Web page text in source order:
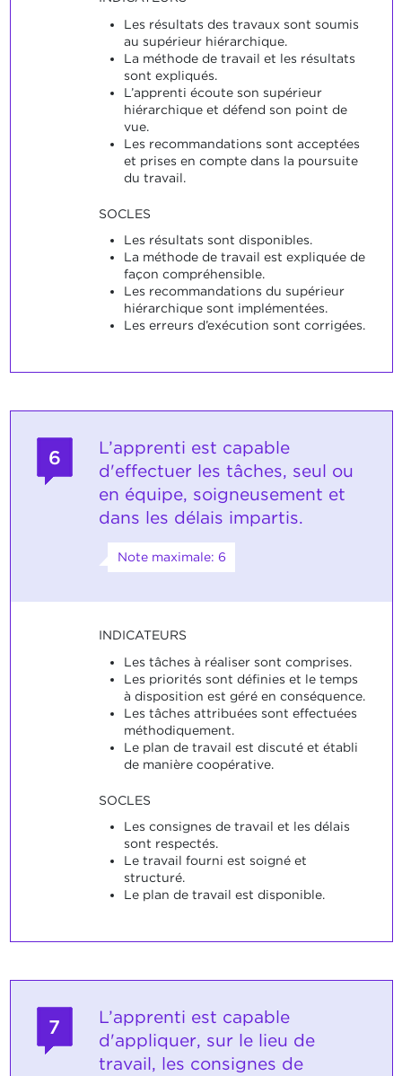
Les résultats des travaux sont soumis
au supérieur hiérarchique.
La méthode de travail et les résultats
sont expliqués.
L’apprenti écoute son supérieur
hiérarchique et défend son point de
vue.
Les recommandations sont acceptées
et prises en compte dans la poursuite
du travail.
SOCLES
Les résultats sont disponibles.
La méthode de travail est expliquée de
façon compréhensible.
Les recommandations du supérieur
hiérarchique sont implémentées.
Les erreurs d’exécution sont corrigées.
6
L’apprenti est capable
d'effectuer les tâches, seul ou
en équipe, soigneusement et
dans les délais impartis.
Note maximale: 6
INDICATEURS
Les tâches à réaliser sont comprises.
Les priorités sont définies et le temps
à disposition est géré en conséquence.
Les tâches attribuées sont effectuées
méthodiquement.
Le plan de travail est discuté et établi
de manière coopérative.
SOCLES
Les consignes de travail et les délais
sont respectés.
Le travail fourni est soigné et
structuré.
Le plan de travail est disponible.
7
L’apprenti est capable
d'appliquer, sur le lieu de
travail, les consignes de